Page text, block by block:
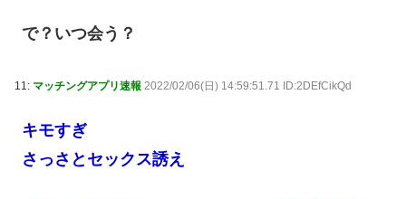
で？いつ会う？
11: マッチングアプリ速報 2022/02/06(日) 14:59:51.71 ID:2DEfCikQd
キモすぎ
さっさとセックス誘え